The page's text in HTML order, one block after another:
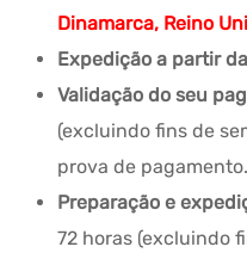
Dinamarca, Reino
Expedição a partir
Validação do seu
(excluindo fins de
prova de pagamento.
Preparação e
72 horas (excluindo